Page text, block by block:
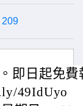
209
即日起免費